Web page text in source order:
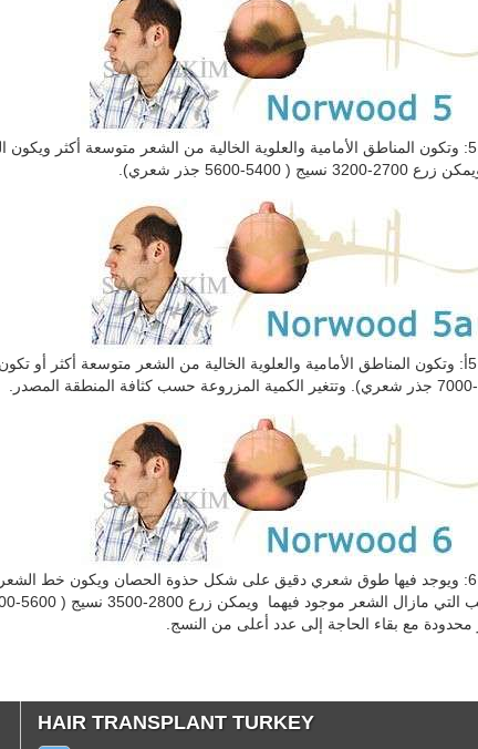
نوروود 5: وتكون المناطق الأمامية والعلوية الخالية من الشعر متوسعة أكثر
نسيج ( 5400-5600 جذر شعري).
نوروود 6: ويوجد فيها طوق شعري دقيق على شكل حذوة الحصان ويكون خط
محدودة مع بقاء الحاجة إلى عدد أعلى من النسج.
HAIR TRANSPLANT TURKEY